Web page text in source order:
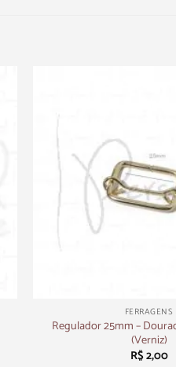
FERRAGENS
Regulador 25mm –
(Verniz)
R$2,00